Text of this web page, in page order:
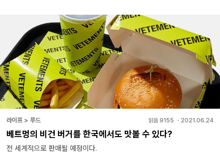
라이프 > 푸드 읽음 9155 ・ 2021.06.24
베트멍의 비건 버거를 한국에서도 맛볼 수 있다?
전 세계적으로 판매될 예정이다.